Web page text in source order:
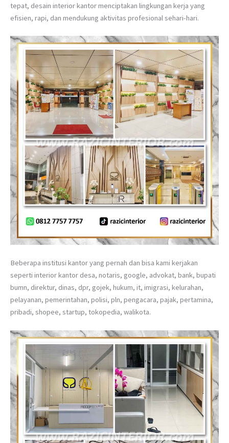
tepat, desain interior kantor menciptakan lingkungan kerja yang
efisien, rapi, dan mendukung aktivitas profesional sehari-hari.
Beberapa institusi kantor yang pernah dan bisa kami kerjakan
seperti interior kantor desa, notaris, google, advokat, bank, bupati
bumn, direktur, dinas, dpr, gojek, hukum, it, imigrasi, kelurahan,
pelayanan, pemerintahan, polisi, pln, pengacara, pajak, pertamina,
pribadi, shopee, startup, tokopedia, walikota.